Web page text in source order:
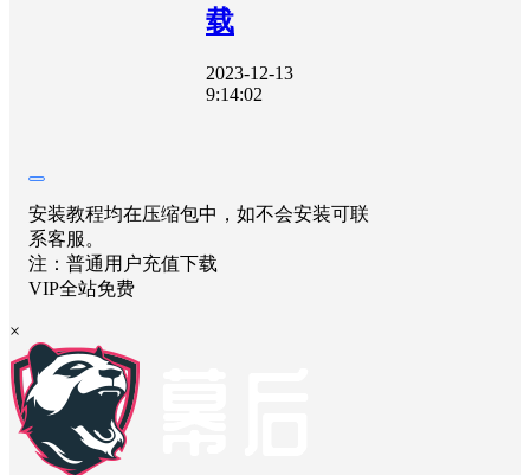
载
2023-12-13
9:14:02
安装教程均在压缩包中，如不会安装可联
系客服。
注：普通用户充值下载
VIP全站免费
×